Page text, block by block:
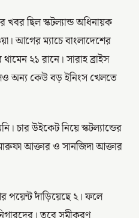
খবর ছিল স্কটল্যান্ড অধিনায়ক
আগের ম্যাচে বাংলাদেশের
২১ রানে। সারাহ ব্রাইস
অন্য কেউ বড় ইনিংস খেলতে
চার উইকেট নিয়ে স্কটল্যান্ডের
আক্তার ও সানজিদা আক্তার
পয়েন্ট দাঁড়িয়েছে ২। ফলে